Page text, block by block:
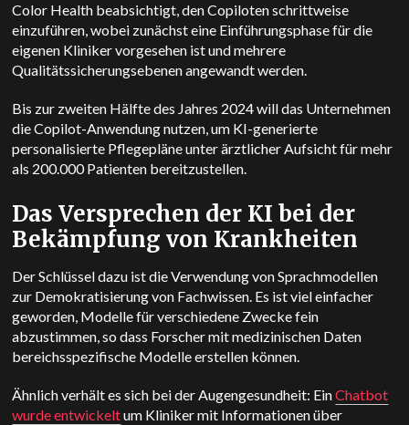
Color Health beabsichtigt, den Copiloten schrittweise
einzuführen, wobei zunächst eine Einführungsphase für die
eigenen Kliniker vorgesehen ist und mehrere
Qualitätssicherungsebenen angewandt werden.
Bis zur zweiten Hälfte des Jahres 2024 will das Unternehmen
die Copilot-Anwendung nutzen, um KI-generierte
personalisierte Pflegepläne unter ärztlicher Aufsicht für mehr
als 200.000 Patienten bereitzustellen.
Das Versprechen der KI bei der
Bekämpfung von Krankheiten
Der Schlüssel dazu ist die Verwendung von Sprachmodellen
zur Demokratisierung von Fachwissen. Es ist viel einfacher
geworden, Modelle für verschiedene Zwecke fein
abzustimmen, so dass Forscher mit medizinischen Daten
bereichsspezifische Modelle erstellen können.
Ähnlich verhält es sich bei der Augengesundheit: EinChatbot
wurde entwickeltum Kliniker mit Informationen über